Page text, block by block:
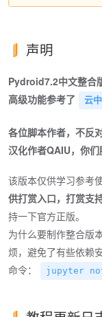
声明
Pydroid7.2中文整合
高级功能参考了
云
各位脚本作者，不反
汉化作者QAIU，你
该版本仅供学习参考
供打赏入口，打赏支
持一下官方正版。
为什么要制作整合版
烦，避免了有些依赖
命令：
jupyter